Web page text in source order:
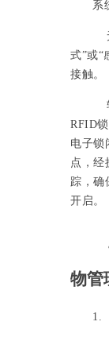
系
式”或“
接触。
RFID
电子锁
点，经
踪，确
开启。
物管
1.